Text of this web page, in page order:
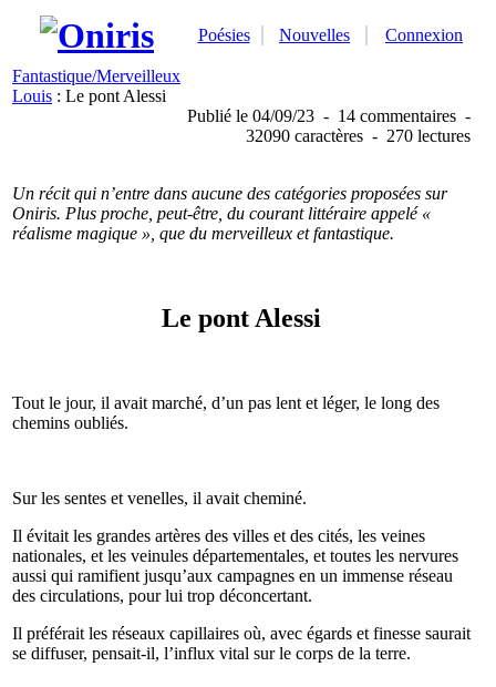
Poésies Nouvelles Connexion
Fantastique/Merveilleux
Louis : Le pont Alessi
Publié le 04/09/23 - 14 commentaires -
32090 caractères - 270 lectures
Un récit qui n’entre dans aucune des catégories proposées sur
Oniris. Plus proche, peut-être, du courant littéraire appelé «
réalisme magique », que du merveilleux et fantastique.
Le pont Alessi
Tout le jour, il avait marché, d’un pas lent et léger, le long des
chemins oubliés.
Sur les sentes et venelles, il avait cheminé.
Il évitait les grandes artères des villes et des cités, les veines
nationales, et les veinules départementales, et toutes les nervures
aussi qui ramifient jusqu’aux campagnes en un immense réseau
des circulations, pour lui trop déconcertant.
Il préférait les réseaux capillaires où, avec égards et finesse saurait
se diffuser, pensait-il, l’influx vital sur le corps de la terre.